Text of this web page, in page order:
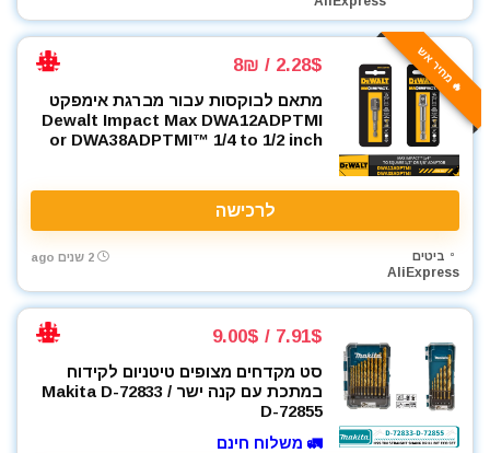
מפתח רטיטה 3/4"
מקדחה רוטטת
מקדחים
מקצוע חשמלי
משאבה טבולה
משאבת ואקום
משחזת ציר
ניירות ליטוש
סוללות
סכינים וכלי בישול
פטישון
פלס לייזר
פנסים ותאורה
🔥 מחיר אש 2.28$ / 8₪
מתאם לבוקסות עבור מברגת אימפקט
Dewalt Impact Max DWA12ADPTMI
or DWA38ADPTMI™ 1/4 to 1/2 inch
לרכישה
ביטים
AliExpress
2 שנים ago
7.91$ / 9.00$
סט מקדחים מצופים טיטניום לקידוח
במתכת עם קנה ישר Makita D-72833 /
D-72855
🚛 משלוח חינם